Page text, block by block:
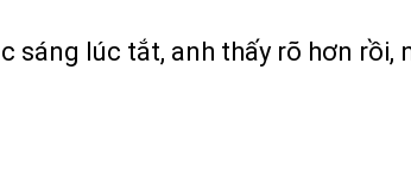
sáng lúc tắt, anh thấy rõ hơn